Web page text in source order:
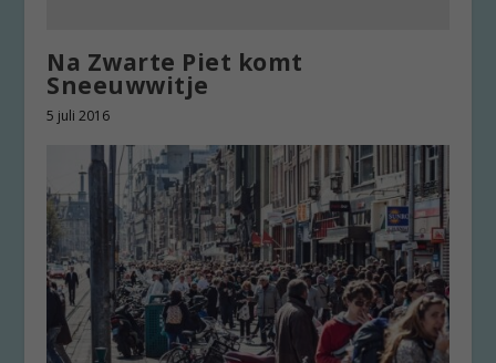
Na Zwarte Piet komt
Sneeuwwitje
5 juli 2016